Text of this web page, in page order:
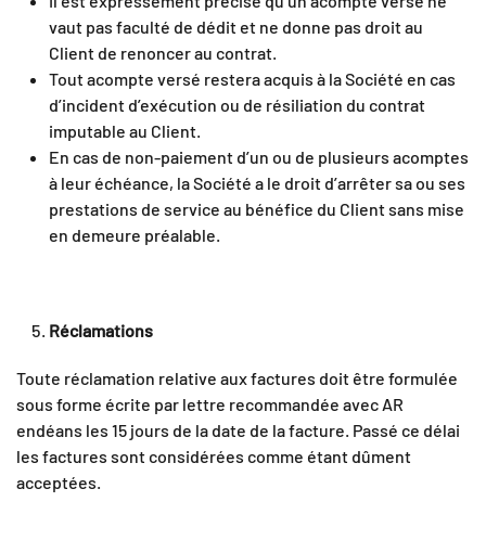
vaut pas faculté de dédit et ne donne pas droit au
Client de renoncer au contrat.
Tout acompte versé restera acquis à la Société en cas
d’incident d’exécution ou de résiliation du contrat
imputable au Client.
En cas de non-paiement d’un ou de plusieurs acomptes
à leur échéance, la Société a le droit d’arrêter sa ou ses
prestations de service au bénéfice du Client sans mise
en demeure préalable.
Réclamations
Toute réclamation relative aux factures doit être formulée
sous forme écrite par lettre recommandée avec AR
endéans les 15 jours de la date de la facture. Passé ce délai
les factures sont considérées comme étant dûment
acceptées.